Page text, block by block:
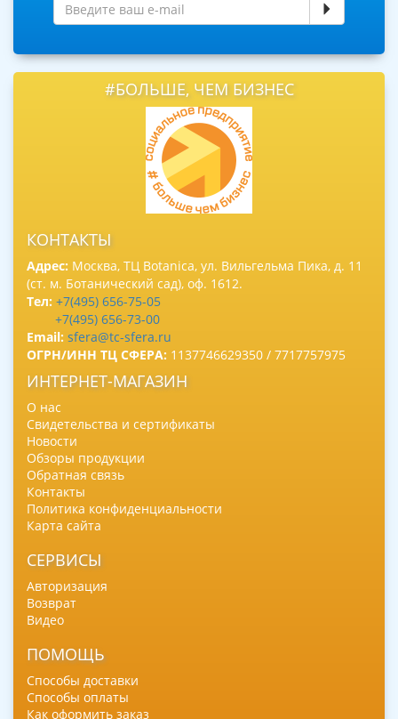
#БОЛЬШЕ, ЧЕМ БИЗНЕС
КОНТАКТЫ
Адрес: Москва, ТЦ Botanica, ул. Вильгельма Пика, д. 11
(ст. м. Ботанический сад), оф. 1612.
Тел: +7(495) 656-75-05
+7(495) 656-73-00
Email: sfera@tc-sfera.ru
ОГРН/ИНН ТЦ СФЕРА: 1137746629350 / 7717757975
ИНТЕРНЕТ-МАГАЗИН
О нас
Свидетельства и сертификаты
Новости
Обзоры продукции
Обратная связь
Контакты
Политика конфиденциальности
Карта сайта
СЕРВИСЫ
Авторизация
Возврат
Видео
ПОМОЩЬ
Способы доставки
Способы оплаты
Как оформить заказ